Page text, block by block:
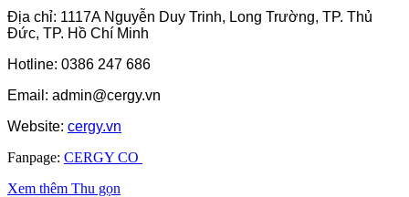
Địa chỉ: 1117A Nguyễn Duy Trinh, Long Trường, TP. Thủ
Đức, TP. Hồ Chí Minh
Hotline: 0386 247 686
Email: admin@cergy.vn
Website: cergy.vn
Fanpage: CERGY CO
Xem thêm Thu gọn